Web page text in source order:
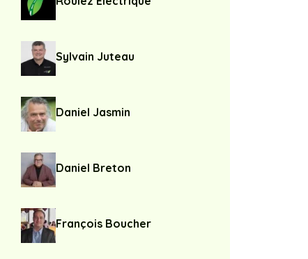
Sylvain Juteau
Daniel Jasmin
Daniel Breton
François Boucher